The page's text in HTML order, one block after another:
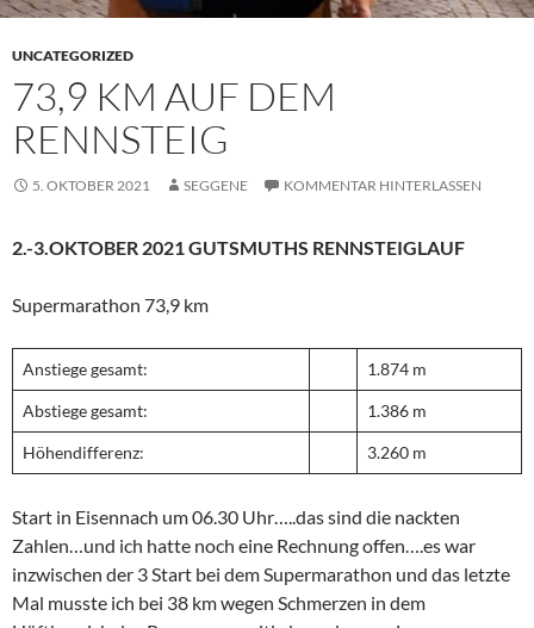
UNCATEGORIZED
73,9 KM AUF DEM
RENNSTEIG
5. OKTOBER 2021 SEGGENE KOMMENTAR HINTERLASSEN
2.-3.OKTOBER 2021 GUTSMUTHS RENNSTEIGLAUF
Supermarathon 73,9 km
Anstiege gesamt: 1.874 m
Abstiege gesamt: 1.386 m
Höhendifferenz: 3.260 m
Start in Eisennach um 06.30 Uhr…..das sind die nackten
Zahlen…und ich hatte noch eine Rechnung offen….es war
inzwischen der 3 Start bei dem Supermarathon und das letzte
Mal musste ich bei 38 km wegen Schmerzen in dem